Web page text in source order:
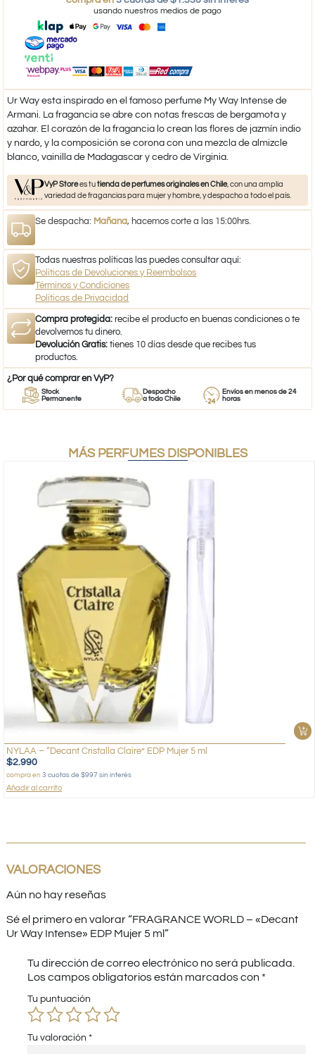
usando nuestros medios de pago
Ur Way esta inspirado en el famoso perfume My Way Intense de
Armani. La fragancia se abre con notas frescas de bergamota y
azahar. El corazón de la fragancia lo crean las flores de jazmín indio
y nardo, y la composición se corona con una mezcla de almizcle
blanco, vainilla de Madagascar y cedro de Virginia.
VyP Storees tutienda de perfumes originales en Chile, con una amplia
variedad de fragancias para mujer y hombre, y despacho a todo el país.
Se despacha: Mañana, hacemos corte a las 15:00hrs.
Todas nuestras políticas las puedes consultar aquí:
Políticas de Devoluciones y Reembolsos
Términos y Condiciones
Políticas de Privacidad
Compra protegida: recibe el producto en buenas condiciones o te
devolvemos tu dinero.
Devolución Gratis: tienes 10 días desde que recibes tus
productos.
¿Por qué comprar en VyP?
Stock
Permanente
Despacho
a todo Chile
Envíos en menos de 24
horas
MÁS PERFUMES DISPONIBLES
NYLAA – “Decant Cristalla Claire” EDP Mujer 5 ml
$2.990
compra en 3 cuotas de $997 sin interés
Añadir al carrito
VALORACIONES
Aún no hay reseñas
Sé el primero en valorar “FRAGRANCE WORLD – «Decant
Ur Way Intense» EDP Mujer 5 ml”
Tu dirección de correo electrónico no será publicada.
Los campos obligatorios están marcados con *
Tu puntuación
Tu valoración *